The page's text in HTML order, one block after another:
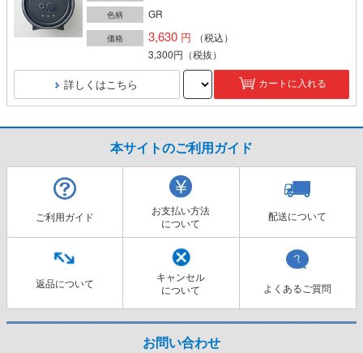
色柄 GR
価格 3,630
（税込）
3,300円 （税抜）
詳しくはこちら カートに入れる
本サイトのご利用ガイド
ご利用ガイド
お支払い方法
について
配送について
返品について
キャンセル
について
よくあるご質問
お問い合わせ